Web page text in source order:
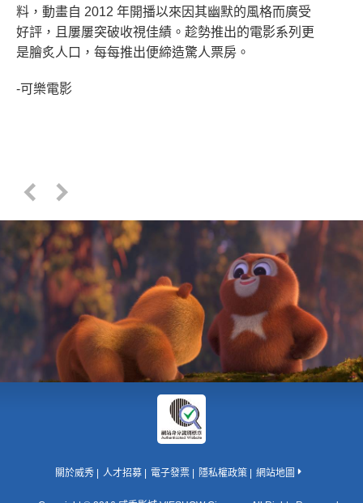
料，動畫自 2012 年開播以來因其幽默的風格而廣受
好評，且屢屢突破收視佳績。趁勢推出的電影系列更
是膾炙人口，每每推出便締造驚人票房。
-可樂電影
關於威秀 人才招募 電子發票 隱私權政策 網站地圖